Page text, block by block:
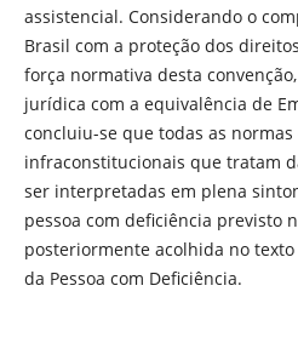
assistencial. Considerando o
Brasil com a proteção dos
força normativa desta
jurídica com a equivalência de
concluiu-se que todas as
infraconstitucionais que tratam
ser interpretadas em plena
pessoa com deficiência previsto
posteriormente acolhida no
da Pessoa com Deficiência.